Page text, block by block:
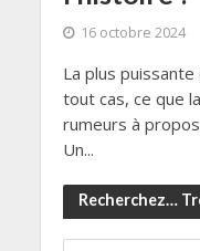
16 octobre 2024
La plus puissante
tout cas, ce que
rumeurs à
Un...
Recherchez…